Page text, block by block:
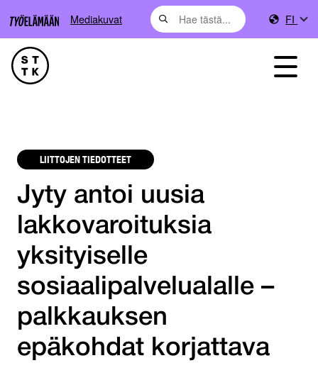
Mediakuvat FI
LIITTOJEN TIEDOTTEET
Jyty antoi uusia
lakkovaroituksia
yksityiselle
sosiaalipalvelualalle –
palkkauksen
epäkohdat korjattava